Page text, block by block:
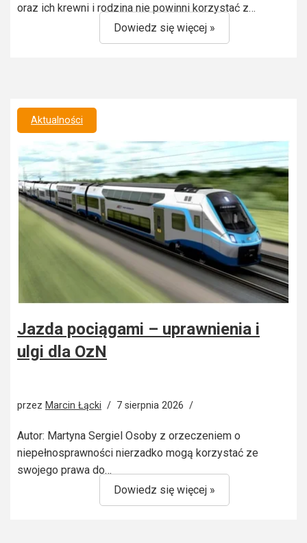
oraz ich krewni i rodzina nie powinni korzystać z…
Dowiedz się więcej »
Jazda pociągami – uprawnienia i
ulgi dla OzN
przez Marcin Łącki 7 sierpnia 2026
Aktualności
Autor: Martyna Sergiel Osoby z orzeczeniem o
niepełnosprawności nierzadko mogą korzystać ze
swojego prawa do…
Dowiedz się więcej »